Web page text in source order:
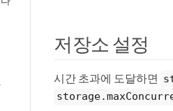
저장소 설정
시간 초과에 도달하면